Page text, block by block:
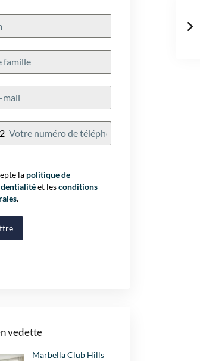
la politique de
et lesconditions
.
vedette
Marbella Club Hills